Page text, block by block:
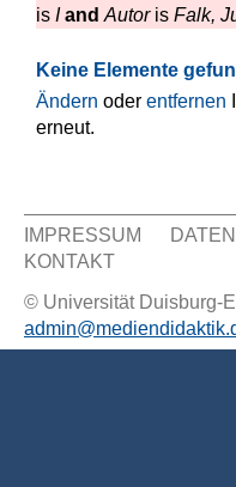
is I and Autoris Falk,
Keine Elemente
Ändern oder entfernen
erneut.
Sekundär Menü
IMPRESSUM
KONTAKT
© Universität Duisburg-